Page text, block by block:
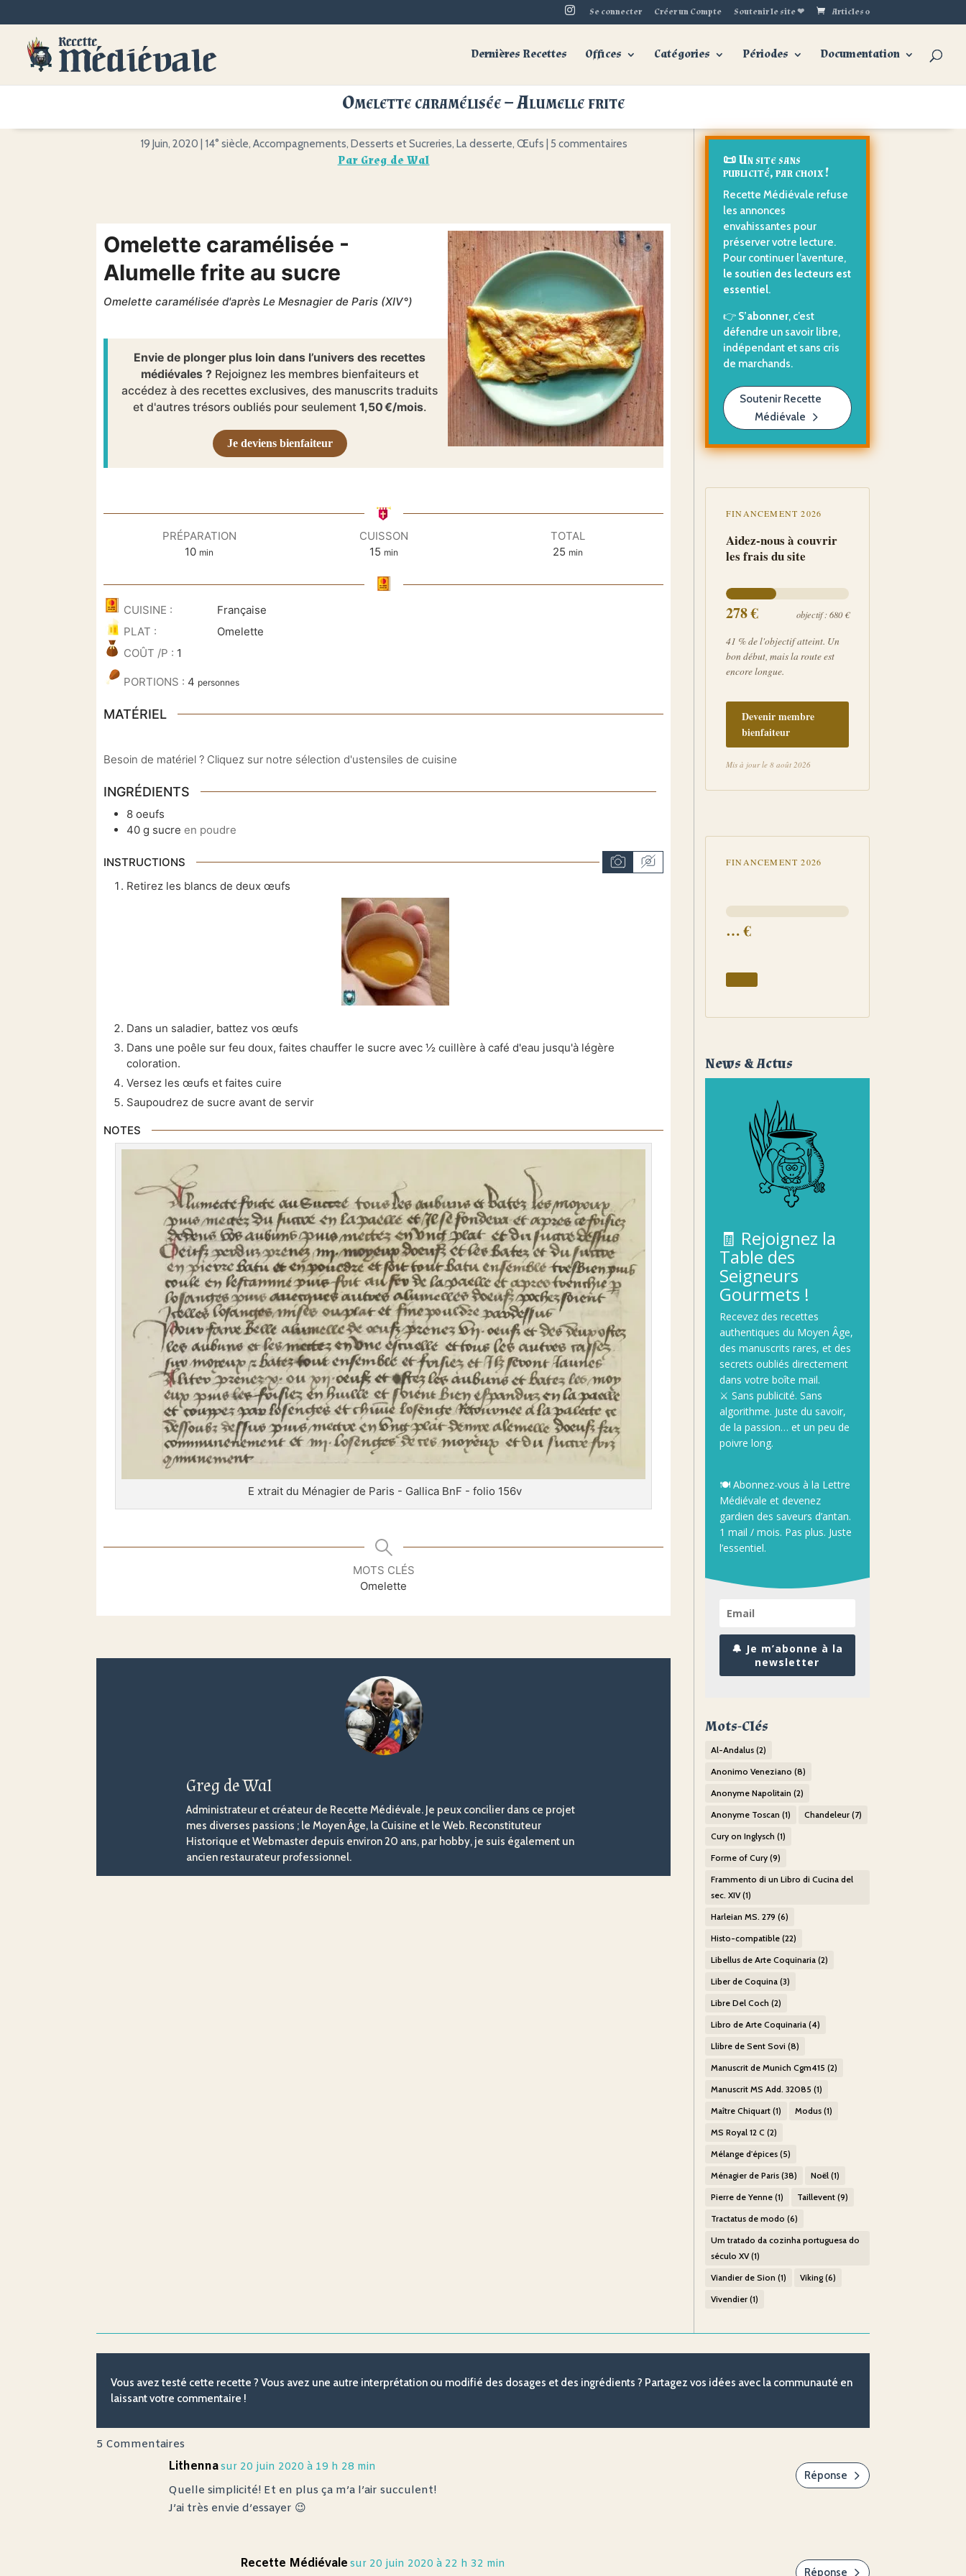
Se connecter Créer un Compte Soutenir le site ❤ Articles 0
Dernières Recettes Offices Catégories Périodes Documentation
Omelette caramélisée – Alumelle frite
19 Juin, 2020 14° siècle, Accompagnements, Desserts et Sucreries, La desserte, Œufs 5 commentaires
ParGreg de Wal
Omelette caramélisée -
Alumelle frite au sucre
Omelette caramélisée d'après Le Mesnagier de Paris (XIV°)
Envie de plonger plus loin dans l’univers des recettes
médiévales ? Rejoignez les membres bienfaiteurs et
accédez à des recettes exclusives, des manuscrits traduits
et d'autres trésors oubliés pour seulement1,50 €/mois.
Je deviens bienfaiteur
PRÉPARATION
10minutes
min
CUISSON
15minutes
min
TOTAL
25minutes
min
CUISINE :
Française
PLAT :
Omelette
COÛT /P : 1
PORTIONS : 4 personnes
MATÉRIEL
Besoin de matériel ? Cliquez sur notre sélection d'ustensiles de cuisine
INGRÉDIENTS
8 oeufs
40 g sucre en poudre
INSTRUCTIONS
Retirez les blancs de deux œufs
Dans un saladier, battez vos œufs
Dans une poêle sur feu doux, faites chauffer le sucre avec ½ cuillère à café d'eau jusqu'à légère
coloration.
Versez les œufs et faites cuire
Saupoudrez de sucre avant de servir
NOTES
Extrait du Ménagier de Paris - Gallica BnF - folio 156v
MOTS CLÉS
Omelette
Greg de Wal
Administrateur et créateur de Recette Médiévale. Je peux concilier dans ce projet
mes diverses passions ; le Moyen Âge, la Cuisine et le Web. Reconstituteur
Historique et Webmaster depuis environ 20 ans, par hobby, je suis également un
ancien restaurateur professionnel.
📜 Un site sans
publicité, par choix !
Recette Médiévale refuse
les annonces
envahissantes pour
préserver votre lecture.
Pour continuer l’aventure,
le soutien des lecteurs est
essentiel.
👉 S’abonner, c’est
défendre un savoir libre,
indépendant et sans cris
de marchands.
Soutenir Recette
Médiévale
FINANCEMENT 2026
Aidez-nous à couvrir
les frais du site
278€ objectif : 680 €
41 % de l'objectif atteint. Un
bon début, mais la route est
encore longue.
Devenir membre
bienfaiteur
Mis à jour le 8 août 2026
FINANCEMENT 2026
…€
News & Actus
🧾 Rejoignez la
Tabledes
Seigneurs
Gourmets !
Recevez des recettes
authentiques du Moyen Âge,
des manuscrits rares, et des
secrets oubliés directement
dans votre boîte mail.
⚔️ Sans publicité. Sans
algorithme. Juste du savoir,
de la passion… et un peu de
poivre long.
🍽️ Abonnez-vous à la Lettre
Médiévale et devenez
gardien des saveurs d’antan.
1 mail / mois. Pas plus. Juste
l’essentiel.
🔔 Je m’abonne à la
newsletter
Mots-Clés
Al-Andalus(2)
Anonimo Veneziano (8)
Anonyme Napolitain (2)
Anonyme Toscan (1) Chandeleur(7)
Cury on Inglysch (1)
Forme of Cury(9)
Frammento di un Libro di Cucina del
sec. XIV(1)
Harleian MS. 279 (6)
Histo-compatible(22)
Libellus de Arte Coquinaria(2)
Liber de Coquina(3)
Libre Del Coch (2)
Libro de Arte Coquinaria(4)
Llibre de Sent Sovi (8)
Manuscrit de Munich Cgm415 (2)
Manuscrit MS Add. 32085 (1)
Maître Chiquart(1) Modus(1)
MS Royal 12 C (2)
Mélange d'épices(5)
Ménagier de Paris(38) Noël(1)
Pierre de Yenne(1) Taillevent(9)
Tractatus de modo (6)
Um tratado da cozinha portuguesa do
século XV(1)
Viandier de Sion (1) Viking(6)
Vivendier(1)
Vous avez testé cette recette ? Vous avez une autre interprétation ou modifié des dosages et des ingrédients ? Partagez vos idées avec la communauté en
laissant votre commentaire !
5 Commentaires
Lithennasur 20 juin 2020 à 19 h 28 min
Quelle simplicité! Et en plus ça m’a l’air succulent!
J’ai très envie d’essayer 😉
Réponse
Recette Médiévale sur 20 juin 2020 à 22 h 32 min
Réponse